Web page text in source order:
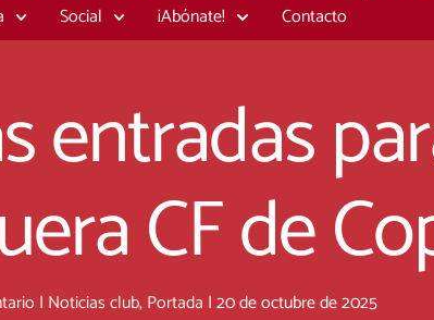
Social ¡Abónate! Contacto
entradas
CF de
| Noticias club,Portada |20 de octubre de 2025